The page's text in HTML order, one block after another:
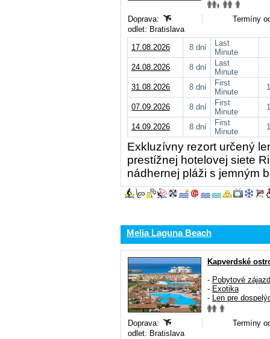
Doprava:
Termíny
odlet: Bratislava
17.08.2026
8 dní
Last
Minute
24.08.2026
8 dní
Last
Minute
31.08.2026
8 dní
First
Minute
07.09.2026 8 dní
First
Minute
14.09.2026 8 dní
First
Minute
Exkluzívny rezort určený
prestížnej hotelovej siete
nádhernej pláži s jemným
Melia Laguna Beach
Kapverdské
- Pobytové
- Exotika
- Len pre
Doprava:
Termíny
odlet: Bratislava